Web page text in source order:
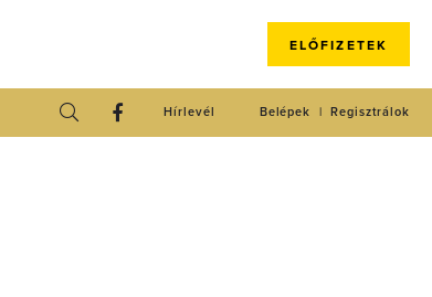
ELŐFIZETEK
Regisztrálok
Belépek
Hírlevél